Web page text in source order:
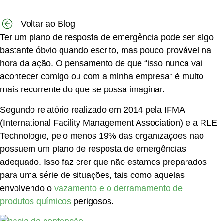
Voltar ao Blog
Ter um plano de resposta de emergência pode ser algo
bastante óbvio quando escrito, mas pouco provável na
hora da ação. O pensamento de que “isso nunca vai
acontecer comigo ou com a minha empresa” é muito
mais recorrente do que se possa imaginar.
Segundo relatório realizado em 2014 pela IFMA
(International Facility Management Association) e a RLE
Technologie, pelo menos 19% das organizações não
possuem um plano de resposta de emergências
adequado. Isso faz crer que não estamos preparados
para uma série de situações, tais como aquelas
envolvendo o vazamento e o derramamento de
produtos químicos perigosos.